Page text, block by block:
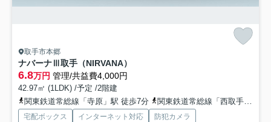
取手市本郷
ナバーナⅢ取手（NIRVANA）
6.8万円 管理/共益費4,000円
42.97㎡ (1LDK) /予定 /2階建
関東鉄道常総線「寺原」駅 徒歩7分
関東鉄道常総線「西取手」駅 徒歩10分
宅配ボックス インターネット対応
防犯カメラ